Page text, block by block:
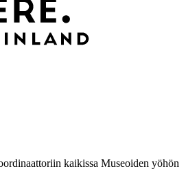
kaikissa Museoiden yöhön